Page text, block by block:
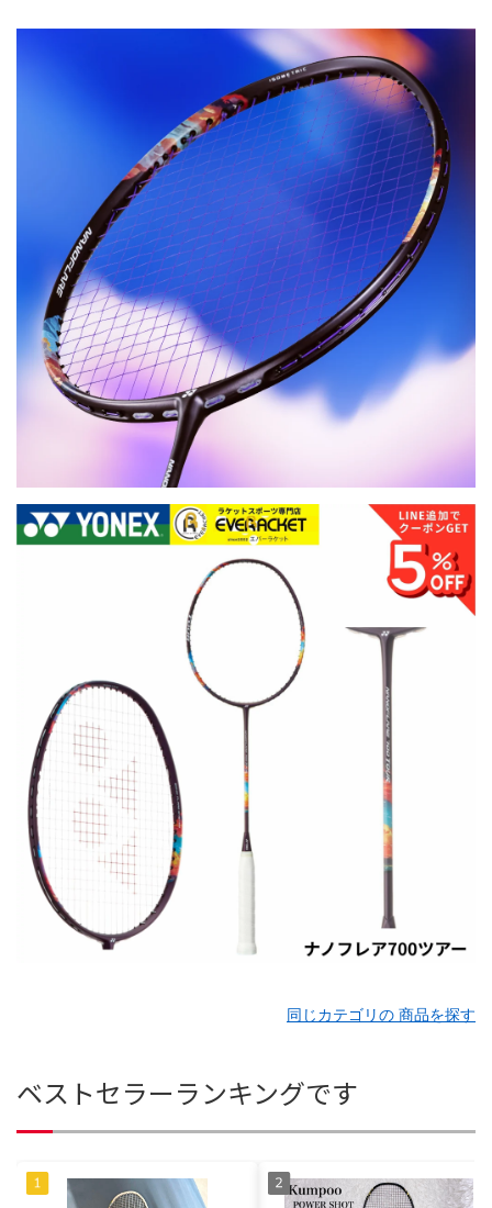
同じカテゴリの 商品を探す
ベストセラーランキングです